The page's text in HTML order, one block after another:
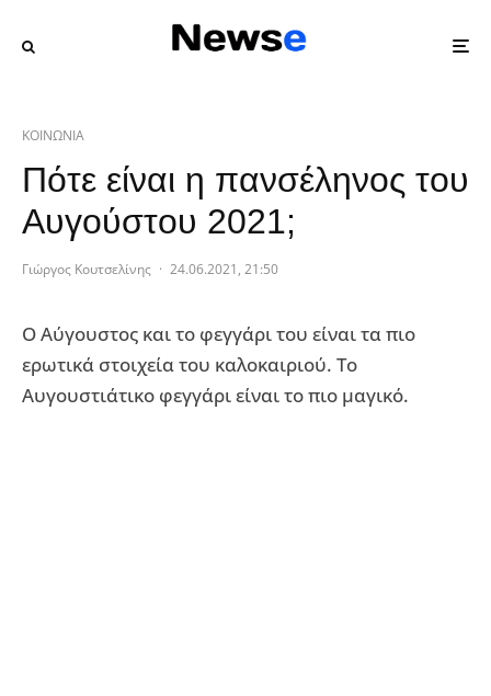
ΚΟΙΝΩΝΙΑ
Πότε είναι η πανσέληνος του
Αυγούστου 2021;
Γιώργος Κουτσελίνης · 24.06.2021, 21:50
Ο Αύγουστος και το φεγγάρι του είναι τα πιο
ερωτικά στοιχεία του καλοκαιριού. Το
Αυγουστιάτικο φεγγάρι είναι το πιο μαγικό.